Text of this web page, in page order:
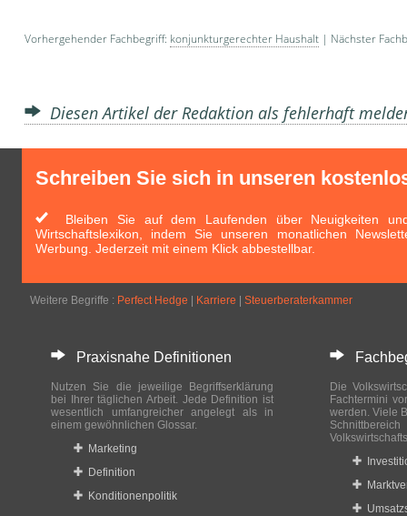
Vorhergehender Fachbegriff: konjunkturgerechter Haushalt | Nächster
Diesen Artikel der Redaktion als fehlerhaft
Schreiben Sie sich in unseren
Bleiben Sie auf dem Laufenden über Neuigkeiten
Wirtschaftslexikon, indem Sie unseren monatlichen
Werbung. Jederzeit mit einem Klick abbestellbar.
Weitere Begriffe : Perfect Hedge Karriere Steuerberaterkammer
Praxisnahe Definitionen
Nutzen Sie die jeweilige Begriffserklärung
bei Ihrer täglichen Arbeit. Jede Definition ist
wesentlich umfangreicher angelegt als in
einem gewöhnlichen Glossar.
Marketing
Definition
Konditionenpolitik
Die
Fachtermini
werden. Viele